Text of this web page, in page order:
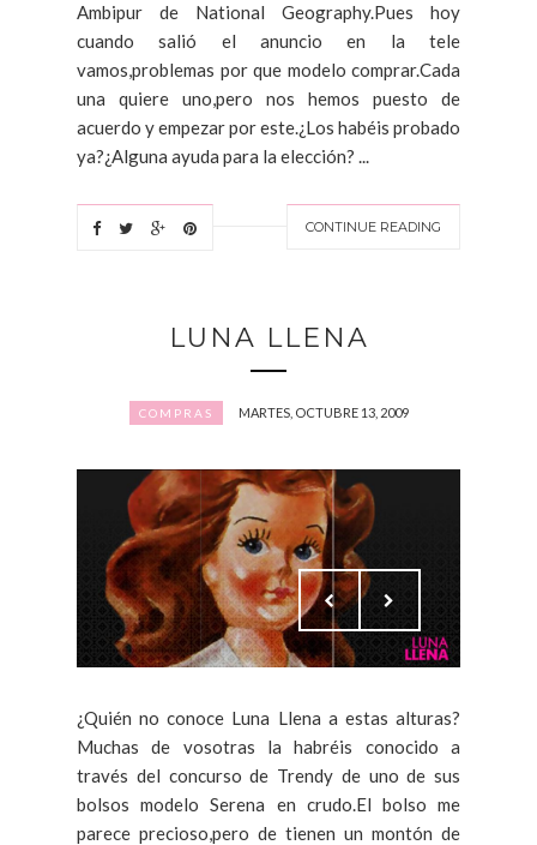
Ambipur de National Geography.Pues hoy
cuando salió el anuncio en la tele
vamos,problemas por que modelo comprar.Cada
una quiere uno,pero nos hemos puesto de
acuerdo y empezar por este.¿Los habéis probado
ya?¿Alguna ayuda para la elección? ...
CONTINUE READING
LUNA LLENA
COMPRAS MARTES, OCTUBRE 13, 2009
¿Quién no conoce Luna Llena a estas alturas?
Muchas de vosotras la habréis conocido a
través del concurso de Trendy de uno de sus
bolsos modelo Serena en crudo.El bolso me
parece precioso,pero de tienen un montón de